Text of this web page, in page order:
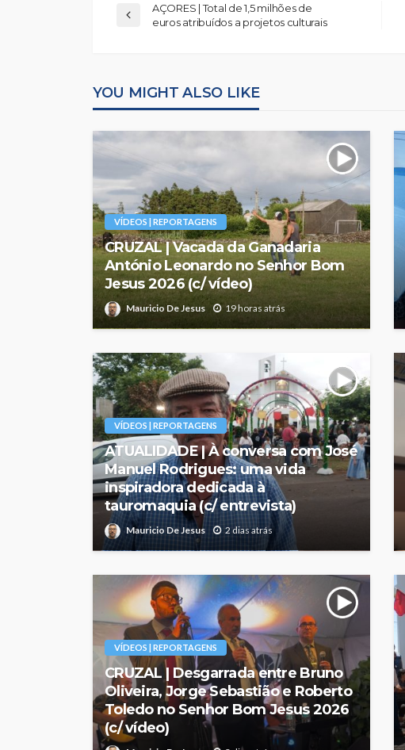
AÇORES | Total de 1,5 milhões de
euros atribuídos a projetos culturais
YOU MIGHT ALSO LIKE
VÍDEOS | REPORTAGENS
CRUZAL | Vacada da Ganadaria
António Leonardo no Senhor Bom
Jesus 2026 (c/ vídeo)
Mauricio De Jesus 19 horas atrás
VÍDEOS | REPORTAGENS
ATUALIDADE | À conversa com José
Manuel Rodrigues: uma vida
inspiradora dedicada à
tauromaquia (c/ entrevista)
Mauricio De Jesus 2 dias atrás
VÍDEOS | REPORTAGENS
CRUZAL | Desgarrada entre Bruno
Oliveira, Jorge Sebastião e Roberto
Toledo no Senhor Bom Jesus 2026
(c/ vídeo)